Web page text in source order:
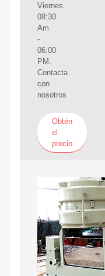
Viernes.
08:30
Am
-
06:00
PM.
Contacta
con
nosotros
Obtén
el
precio